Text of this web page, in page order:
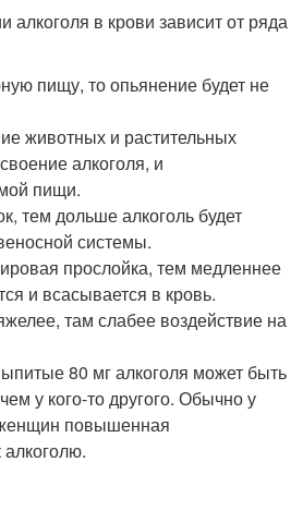
алкоголя в крови зависит от ряда
пищу, то опьянение будет не
животных и растительных
алкоголя, и
пищи.
тем дольше алкоголь будет
системы.
прослойка, тем медленнее
и всасывается в кровь.
там слабее воздействие на
80 мг алкоголя может быть
у кого-то другого. Обычно у
повышенная